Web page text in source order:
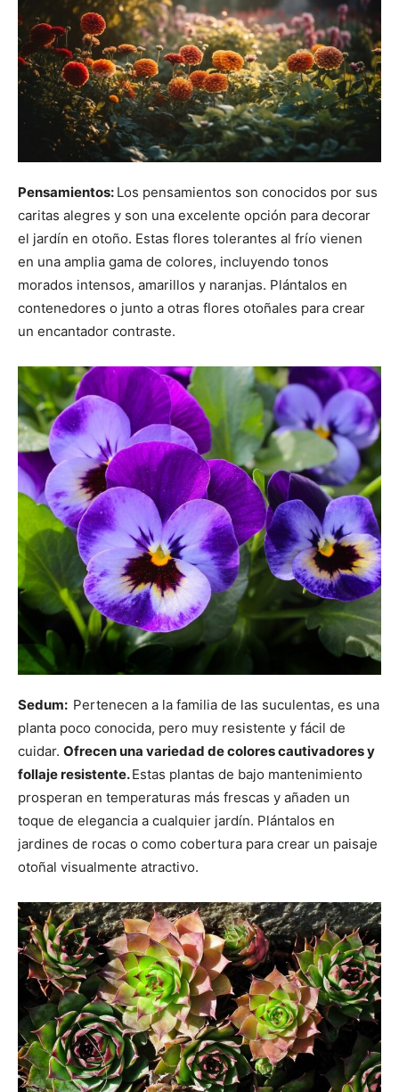
Pensamientos: Los pensamientos son conocidos por sus
caritas alegres y son una excelente opción para decorar
el jardín en otoño. Estas flores tolerantes al frío vienen
en una amplia gama de colores, incluyendo tonos
morados intensos, amarillos y naranjas. Plántalos en
contenedores o junto a otras flores otoñales para crear
un encantador contraste.
Sedum: Pertenecen a la familia de las suculentas, es una
planta poco conocida, pero muy resistente y fácil de
cuidar. Ofrecen una variedad de colores cautivadores y
follaje resistente.Estas plantas de bajo mantenimiento
prosperan en temperaturas más frescas y añaden un
toque de elegancia a cualquier jardín. Plántalos en
jardines de rocas o como cobertura para crear un paisaje
otoñal visualmente atractivo.